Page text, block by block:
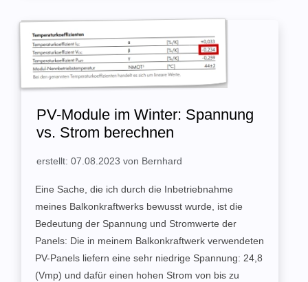
PV-Module im Winter: Spannung
vs. Strom berechnen
erstellt: 07.08.2023 von Bernhard
Eine Sache, die ich durch die Inbetriebnahme
meines Balkonkraftwerks bewusst wurde, ist die
Bedeutung der Spannung und Stromwerte der
Panels: Die in meinem Balkonkraftwerk verwendeten
PV-Panels liefern eine sehr niedrige Spannung: 24,8
(Vmp) und dafür einen hohen Strom von bis zu